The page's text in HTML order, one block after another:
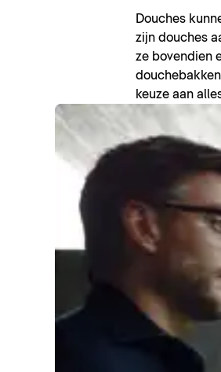
Douches
zijn douches
ze bovendien
keuze aan